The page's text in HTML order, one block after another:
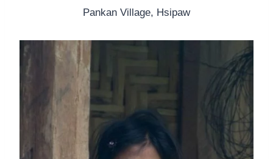
Pankan Village, Hsipaw